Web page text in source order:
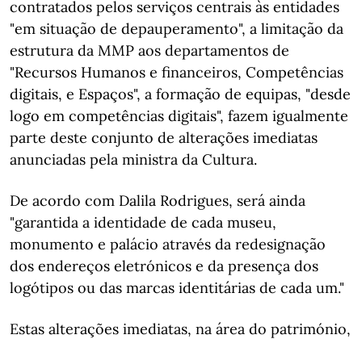
contratados pelos serviços centrais às entidades
"em situação de depauperamento", a limitação da
estrutura da MMP aos departamentos de
"Recursos Humanos e financeiros, Competências
digitais, e Espaços", a formação de equipas, "desde
logo em competências digitais", fazem igualmente
parte deste conjunto de alterações imediatas
anunciadas pela ministra da Cultura.
De acordo com Dalila Rodrigues, será ainda
"garantida a identidade de cada museu,
monumento e palácio através da redesignação
dos endereços eletrónicos e da presença dos
logótipos ou das marcas identitárias de cada um."
Estas alterações imediatas, na área do património,